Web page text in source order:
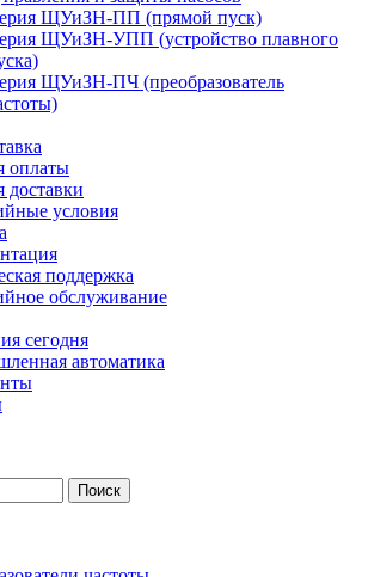
ЩУиЗН-ПП (прямой пуск)
ЩУиЗН-УПП (устройство плавного
ЩУиЗН-ПЧ (преобразователь
оплаты
доставки
условия
поддержка
обслуживание
сегодня
автоматика
Поиск